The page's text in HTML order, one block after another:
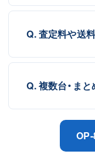
Q. 査定料や送
Q. 複数台・ま